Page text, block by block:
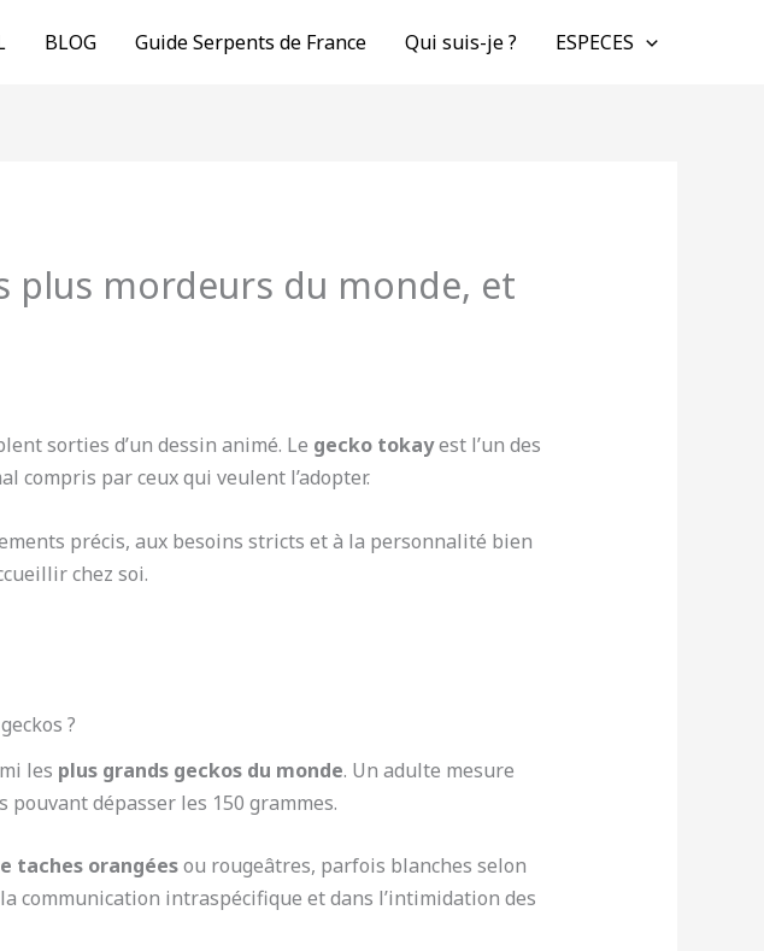
BLOG Guide Serpents de France Qui suis-je ? ESPECES
plus mordeurs du monde, et
sorties d’un dessin animé. Le gecko tokayest l’un des
compris par ceux qui veulent l’adopter.
précis, aux besoins stricts et à la personnalité bien
chez soi.
?
les plus grands geckos du monde. Un adulte mesure
dépasser les 150 grammes.
taches orangéesou rougeâtres, parfois blanches selon
communication intraspécifique et dans l’intimidation des